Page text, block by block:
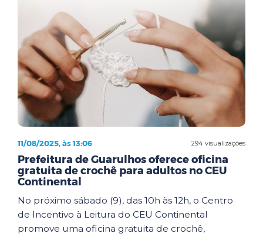
294 visualizações
11/08/2025, às 13:06
Prefeitura de Guarulhos oferece oficina
gratuita de crochê para adultos no CEU
Continental
No próximo sábado (9), das 10h às 12h, o Centro
de Incentivo à Leitura do CEU Continental
promove uma oficina gratuita de crochê,